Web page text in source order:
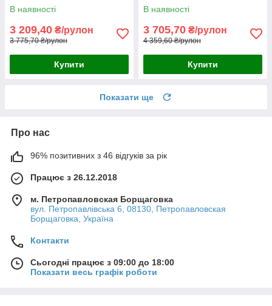
В наявності
3 209,40 ₴/рулон
3 775,70 ₴/рулон
Купити
В наявності
3 705,70 ₴/рулон
4 359,60 ₴/рулон
Купити
Показати ще
Про нас
96% позитивних з 46 відгуків за рік
Працює з 26.12.2018
м. Петропавловская Борщаговка
вул. Петропавлівська 6, 08130, Петропавловская
Борщаговка, Україна
Контакти
Сьогодні працює з 09:00 до 18:00
Показати весь графік роботи